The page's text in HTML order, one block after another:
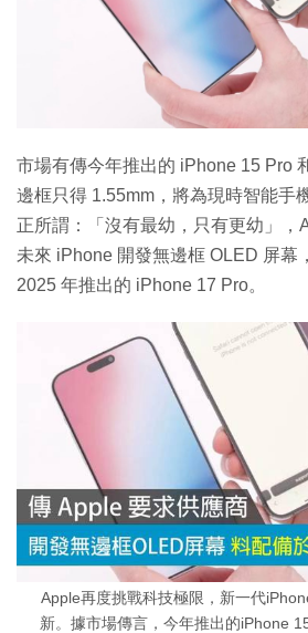
市場有傳今年推出的 iPhone 15 Pro
邊框只得 1.55mm，將為現時智能手
正所謂：「沒有最幼，只有更幼」，
未來 iPhone 開發無邊框 OLED 屏幕
2025 年推出的 iPhone 17 Pro。
Apple再度挑戰科技極限，新一代
新。據市場傳言，今年推出的iPhone